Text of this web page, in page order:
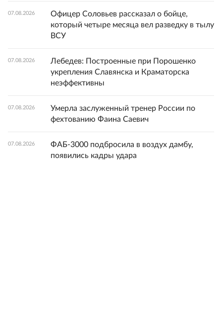
07.08.2026
Офицер Соловьев рассказал о бойце,
который четыре месяца вел разведку в тылу
ВСУ
07.08.2026
Лебедев: Построенные при Порошенко
укрепления Славянска и Краматорска
неэффективны
07.08.2026
Умерла заслуженный тренер России по
фехтованию Фаина Саевич
07.08.2026
ФАБ-3000 подбросила в воздух дамбу,
появились кадры удара